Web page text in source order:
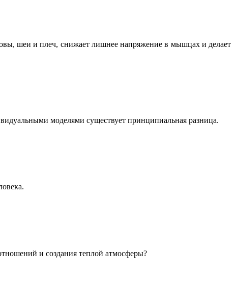
шеи и плеч, снижает лишнее напряжение в мышцах и делает
моделями существует принципиальная разница.
и создания теплой атмосферы?